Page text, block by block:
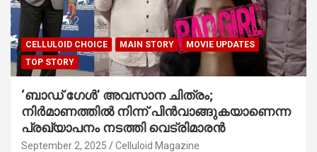
CELLULOID CHOICE MAIN STORY
MOVIE UPDATES
TOP STORY
‘ബാഡ് ഗേൾ’ അവസാന ചിത്രം;
നിര്‍മാണത്തില്‍ നിന്ന് പിന്‍വാങ്ങുകയാണെന്ന
പ്രഖ്യാപനം നടത്തി വെട്രിമാരന്‍
September 2, 2025 Celluloid Magazine